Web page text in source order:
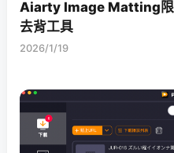
Aiarty Image Matting限
去背工具
2026/1/19